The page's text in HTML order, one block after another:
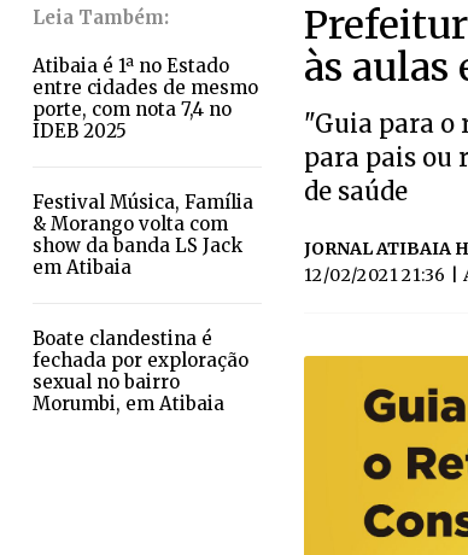
Atibaia é 1ª no Estado
entre cidades de mesmo
porte, com nota 7,4 no
IDEB 2025
Festival Música, Família
& Morango volta com
show da banda LS Jack
em Atibaia
Boate clandestina é
fechada por exploração
sexual no bairro
Morumbi, em Atibaia
às
"Guia para o
para pais ou
de saúde
JORNAL ATIBAIA
12/02/2021 21:36